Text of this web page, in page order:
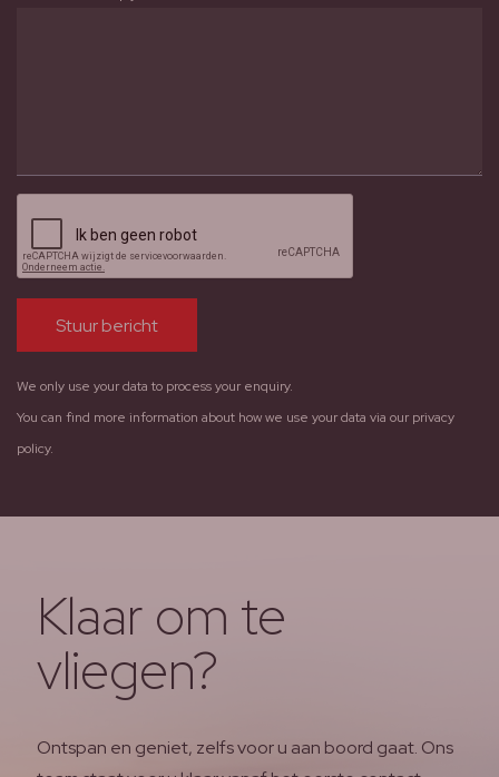
Stuur bericht
We only use your data to process your enquiry.
You can find more information about how we use your data via our privacy
policy.
Klaar om te
vliegen?
Ontspan en geniet, zelfs voor u aan boord gaat. Ons